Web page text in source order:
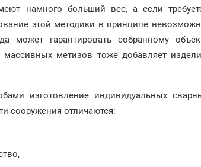
намного больший вес, а если
этой методики в принципе
может гарантировать собранному
метизов тоже добавляет
изготовление индивидуальных
сооружения отличаются: